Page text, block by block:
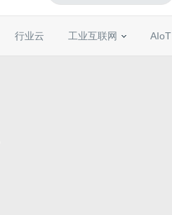
行业云 工业互联网 AIoT